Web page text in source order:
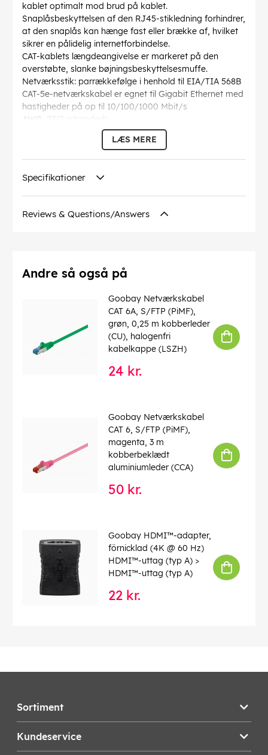
kablet optimalt mod brud på kablet.
Snaplåsbeskyttelsen af den RJ45-stikledning forhindrer,
at den snaplås kan hænge fast eller brække af, hvilket
sikrer en pålidelig internetforbindelse.
CAT-kablets længdeangivelse er markeret på den
overstøbte, slanke bøjningsbeskyttelsesmuffe.
Netværksstik: parrækkefølge i henhold til EIA/TIA 568B
CAT-5e-netværkskabel er egnet til Gigabit Ethernet med
hastigheder på op til 10/100/1000 Mbit/s
AWG
: 27/7 (stranded)
: 36.8 mm
Kabelkappen diameter: 4.5 mm
Forbindelser: EIA/TIA-568 B
Markeringer: WEEE, CE
Driftstemperatur fra: -20 °C
Materiale kabelkappe : PVC
Inder leder materiale
: CCA (kobberbeklædt aluminium)
Tilslutning, afskærmning: nej
4040849683442
LÆS MERE
Specifikationer
Reviews & Questions/Answers
Andre så også på
Goobay Netværkskabel
CAT 6A, S/FTP (PiMF),
grøn, 0,25 m kobberleder
(CU), halogenfri
kabelkappe (LSZH)
24 kr.
Goobay Netværkskabel
CAT 6, S/FTP (PiMF),
magenta, 3 m
kobberbeklædt
aluminiumleder (CCA)
50 kr.
Goobay HDMI™-adapter,
förnicklad (4K @ 60 Hz)
HDMI™-uttag (typ A) >
HDMI™-uttag (typ A)
22 kr.
Sortiment
Kundeservice